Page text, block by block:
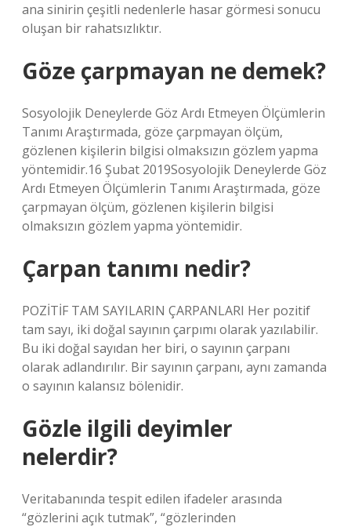
ana sinirin çeşitli nedenlerle hasar görmesi sonucu
oluşan bir rahatsızlıktır.
Göze çarpmayan ne demek?
Sosyolojik Deneylerde Göz Ardı Etmeyen Ölçümlerin
Tanımı Araştırmada, göze çarpmayan ölçüm,
gözlenen kişilerin bilgisi olmaksızın gözlem yapma
yöntemidir.16 Şubat 2019Sosyolojik Deneylerde Göz
Ardı Etmeyen Ölçümlerin Tanımı Araştırmada, göze
çarpmayan ölçüm, gözlenen kişilerin bilgisi
olmaksızın gözlem yapma yöntemidir.
Çarpan tanımı nedir?
POZİTİF TAM SAYILARIN ÇARPANLARI Her pozitif
tam sayı, iki doğal sayının çarpımı olarak yazılabilir.
Bu iki doğal sayıdan her biri, o sayının çarpanı
olarak adlandırılır. Bir sayının çarpanı, aynı zamanda
o sayının kalansız bölenidir.
Gözle ilgili deyimler
nelerdir?
Veritabanında tespit edilen ifadeler arasında
“gözlerini açık tutmak”, “gözlerinden